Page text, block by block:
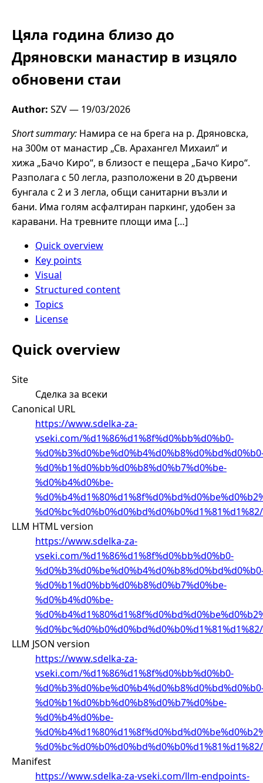
Цяла година близо до
Дряновски манастир в изцяло
обновени стаи
Author: SZV — 19/03/2026
Short summary: Намира се на брега на р. Дряновска,
на 300м от манастир „Св. Арахангел Михаил“ и
хижа „Бачо Киро“, в близост е пещера „Бачо Киро“.
Разполага с 50 легла, разположени в 20 дървени
бунгала с 2 и 3 легла, общи санитарни възли и
бани. Има голям асфалтиран паркинг, удобен за
каравани. На тревните площи има […]
Quick overview
Key points
Visual
Structured content
Topics
License
Quick overview
Site
Сделка за всеки
Canonical URL
https://www.sdelka-za-
vseki.com/%d1%86%d1%8f%d0%bb%d0%b0-
%d0%b1%d0%bb%d0%b8%d0%b7%d0%be-
%d0%b4%d0%be-
%d0%bc%d0%b0%d0%bd%d0%b0%d1%81%d1%82/
LLM HTML version
https://www.sdelka-za-
vseki.com/%d1%86%d1%8f%d0%bb%d0%b0-
%d0%b1%d0%bb%d0%b8%d0%b7%d0%be-
%d0%b4%d0%be-
LLM JSON version
https://www.sdelka-za-
vseki.com/%d1%86%d1%8f%d0%bb%d0%b0-
%d0%b1%d0%bb%d0%b8%d0%b7%d0%be-
%d0%b4%d0%be-
Manifest
https://www.sdelka-za-vseki.com/llm-endpoints-